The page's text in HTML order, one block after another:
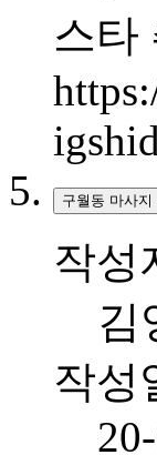
스타
구월동 마사
작성
김
작성